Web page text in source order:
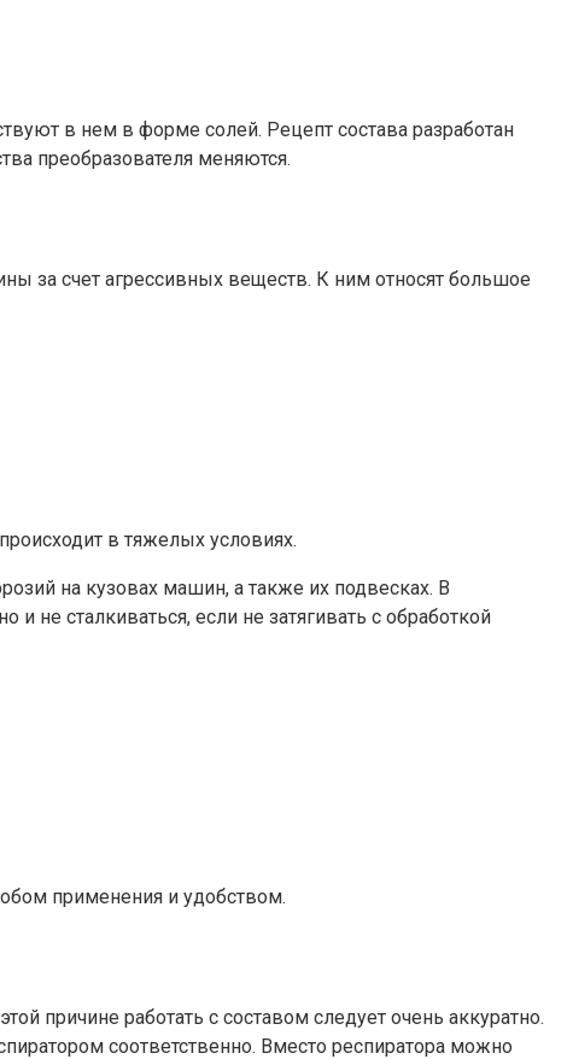
в нем в форме солей. Рецепт состава разработан
преобразователя меняются.
за счет агрессивных веществ. К ним относят большое
в тяжелых условиях.
на кузовах машин, а также их подвесках. В
не сталкиваться, если не затягивать с обработкой
применения и удобством.
причине работать с составом следует очень аккуратно.
соответственно. Вместо респиратора можно